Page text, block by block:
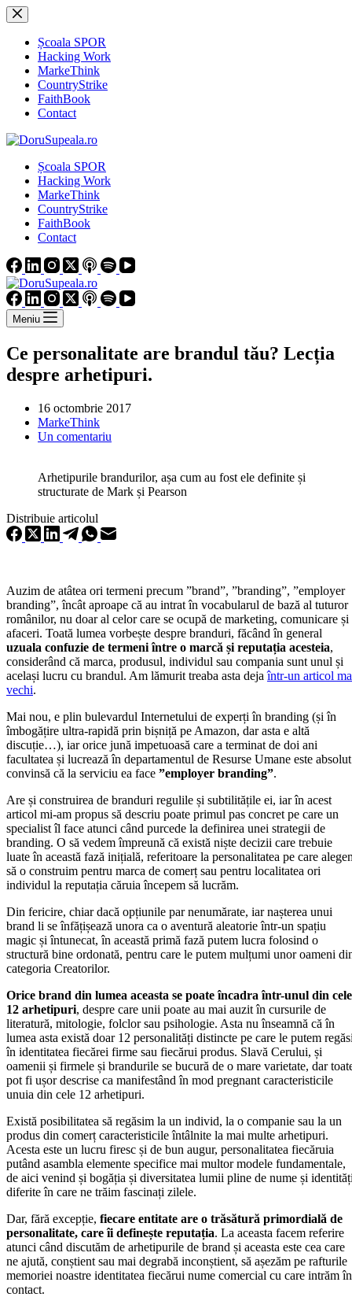
Sari
la
conținutȘcoala SPOR
Hacking Work
MarkeThink
CountryStrike
FaithBook
Contact
Școala SPOR
Hacking Work
MarkeThink
CountryStrike
FaithBook
Contact
Meniu
Ce personalitate are brandul tău? Lecția
despre arhetipuri.
16 octombrie 2017
MarkeThink
Un comentariu
Arhetipurile brandurilor, așa cum au fost ele definite și
structurate de Mark și Pearson
Distribuie articolul
Auzim de atâtea ori termeni precum ”brand”, ”branding”, ”employer
branding”, încât aproape că au intrat în vocabularul de bază al tuturor
românilor, nu doar al celor care se ocupă de marketing, comunicare și
afaceri. Toată lumea vorbește despre branduri, făcând în general
uzuala confuzie de termeni între o marcă și reputația acesteia,
considerând că marca, produsul, individul sau compania sunt unul și
același lucru cu brandul. Am lămurit treaba asta dejaîntr-un articol
vechi.
Mai nou, e plin bulevardul Internetului de experți în branding (și în
îmbogățire ultra-rapidă prin bișniță pe Amazon, dar asta e altă
discuție…), iar orice jună impetuoasă care a terminat de doi ani
facultatea și lucrează în departamentul de Resurse Umane este absolut
convinsă că la serviciu ea face ”employer branding”.
Are și construirea de branduri regulile și subtilitățile ei, iar în acest
articol mi-am propus să descriu poate primul pas concret pe care un
specialist îl face atunci când purcede la definirea unei strategii de
branding. O să vedem împreună că există niște decizii care trebuie
luate în această fază inițială, referitoare la personalitatea pe care
să o construim pentru marca de comerț sau pentru localitatea ori
individul la reputația căruia începem să lucrăm.
Din fericire, chiar dacă opțiunile par nenumărate, iar nașterea unui
brand li se înfățișează unora ca o aventură aleatorie într-un spațiu
magic și întunecat, în această primă fază putem lucra folosind o
structură bine ordonată, pentru care le putem mulțumi unor oameni
categoria Creatorilor.
Orice brand din lumea aceasta se poate încadra într-unul din cele
12 arhetipuri, despre care unii poate au mai auzit în cursurile de
literatură, mitologie, folclor sau psihologie. Asta nu înseamnă că în
lumea asta există doar 12 personalități distincte pe care le putem
în identitatea fiecărei firme sau fiecărui produs. Slavă Cerului, și
oamenii și firmele și brandurile se bucură de o mare varietate, dar
pot fi ușor descrise ca manifestând în mod pregnant caracteristicile
unuia din cele 12 arhetipuri.
Există posibilitatea să regăsim la un individ, la o companie sau la un
produs din comerț caracteristicile întâlnite la mai multe arhetipuri.
Acesta este un lucru firesc și de bun augur, personalitatea fiecăruia
putând asambla elemente specifice mai multor modele fundamentale,
de aici venind și bogăția și diversitatea lumii pline de nume și
diferite în care ne trăim fascinați zilele.
Dar, fără excepție, fiecare entitate are o trăsătură primordială de
personalitate, care îi definește reputația. La aceasta facem referire
atunci când discutăm de arhetipurile de brand și aceasta este cea care
ne ajută, conștient sau mai degrabă inconștient, să așezăm pe rafturile
memoriei noastre identitatea fiecărui nume comercial cu care intrăm în
contact.